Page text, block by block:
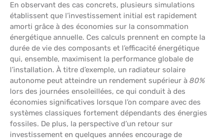
En observant des cas concrets, plusieurs simulations
établissent que l’investissement initial est rapidement
amorti grâce à des économies sur la consommation
énergétique annuelle. Ces calculs prennent en compte la
durée de vie des composants et l’efficacité énergétique
qui, ensemble, maximisent la performance globale de
l’installation. À titre d’exemple, un radiateur solaire
autonome peut atteindre un rendement supérieur à 80%
lors des journées ensoleillées, ce qui conduit à des
économies significatives lorsque l’on compare avec des
systèmes classiques fortement dépendants des énergies
fossiles. De plus, la perspective d’un retour sur
investissement en quelques années encourage de